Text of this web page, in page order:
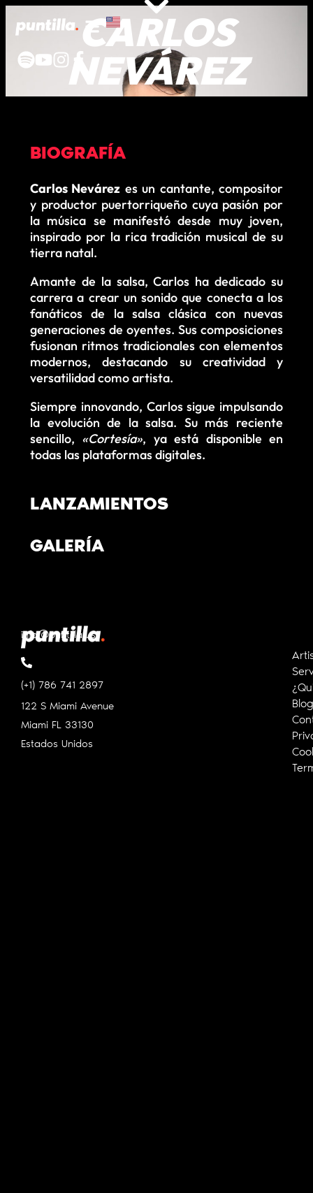
CARLOS
NEVÁREZ
BIOGRAFÍA
LANZAMIENTOS
GALERÍA
Carlos Nevárez es un cantante, compositor
y productor puertorriqueño cuya pasión por
la música se manifestó desde muy joven,
inspirado por la rica tradición musical de su
tierra natal.
Amante de la salsa, Carlos ha dedicado su
carrera a crear un sonido que conecta a los
fanáticos de la salsa clásica con nuevas
generaciones de oyentes. Sus composiciones
fusionan ritmos tradicionales con elementos
modernos, destacando su creatividad y
versatilidad como artista.
Siempre innovando, Carlos sigue impulsando
la evolución de la salsa. Su más reciente
sencillo, «Cortesía», ya está disponible en
todas las plataformas digitales.
info@puntilla.us
(+1) 786 741 2897
122 S Miami Avenue
Miami FL 33130
Estados Unidos